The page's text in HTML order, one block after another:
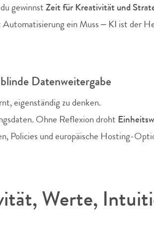
gewinnstZeit für Kreativität und
ein Muss – KI ist der
Datenweitergabe
eigenständig zu denken.
Ohne Reflexion droht
Policies und europäische Hosting-
Werte,